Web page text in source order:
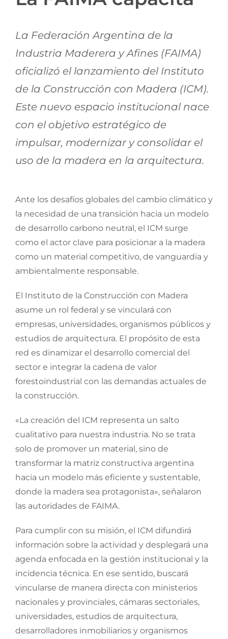
La Federación Argentina de la
Industria Maderera y Afines (FAIMA)
oficializó el lanzamiento del Instituto
de la Construcción con Madera (ICM).
Este nuevo espacio institucional nace
con el objetivo estratégico de
impulsar, modernizar y consolidar el
uso de la madera en la arquitectura.
Ante los desafíos globales del cambio climático y
la necesidad de una transición hacia un modelo
de desarrollo carbono neutral, el ICM surge
como el actor clave para posicionar a la madera
como un material competitivo, de vanguardia y
ambientalmente responsable.
El Instituto de la Construcción con Madera
asume un rol federal y se vinculará con
empresas, universidades, organismos públicos y
estudios de arquitectura. El propósito de esta
red es dinamizar el desarrollo comercial del
sector e integrar la cadena de valor
forestoindustrial con las demandas actuales de
la construcción.
«La creación del ICM representa un salto
cualitativo para nuestra industria. No se trata
solo de promover un material, sino de
transformar la matriz constructiva argentina
hacia un modelo más eficiente y sustentable,
donde la madera sea protagonista», señalaron
las autoridades de FAIMA.
Para cumplir con su misión, el ICM difundirá
información sobre la actividad y desplegará una
agenda enfocada en la gestión institucional y la
incidencia técnica. En ese sentido, buscará
vincularse de manera directa con ministerios
nacionales y provinciales, cámaras sectoriales,
universidades, estudios de arquitectura,
desarrolladores inmobiliarios y organismos